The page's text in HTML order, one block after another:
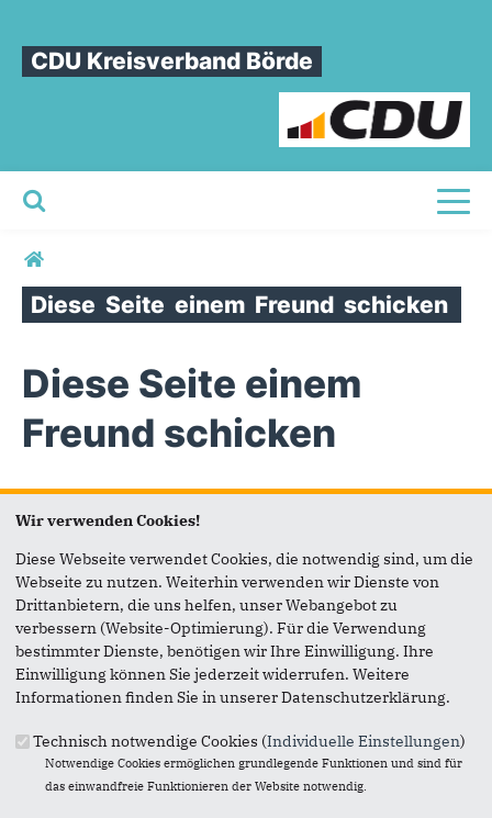
CDU Kreisverband Börde
Sie sind hier
Diese Seite einem Freund schicken
Diese Seite einem
Freund schicken
Seite versenden
Vielen Dank, dass Sie die Inhalte unserer Homepage
weiterempfehlen.
Anmerkung: Ihre E-Mail-Adresse wird benötigt um die
Personen, denen Sie die Seite weiterempfehlen, zu
informieren, von wem die Empfehlung kommt, und dass es
kein Spam ist.
Das mit * gekennzeichnete Feld ist ein Pflichtfeld.
Eigene E-Mail-Adresse*
Wir verwenden Cookies!
Diese Webseite verwendet Cookies, die notwendig sind, um die
Webseite zu nutzen. Weiterhin verwenden wir Dienste von
Drittanbietern, die uns helfen, unser Webangebot zu
verbessern (Website-Optimierung). Für die Verwendung
bestimmter Dienste, benötigen wir Ihre Einwilligung. Ihre
Einwilligung können Sie jederzeit widerrufen. Weitere
Informationen finden Sie in unserer Datenschutzerklärung.
Technisch notwendige Cookies (Individuelle Einstellungen)
Notwendige Cookies ermöglichen grundlegende Funktionen und sind für
das einwandfreie Funktionieren der Website notwendig.